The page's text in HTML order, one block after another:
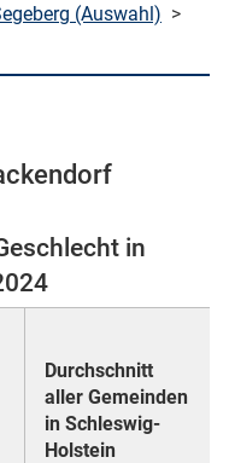
(Auswahl) >
in
Durchschnitt
aller Gemeinden
in Schleswig-
Holstein